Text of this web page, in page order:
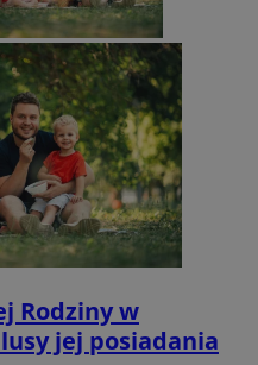
Rodziny w
jej posiadania